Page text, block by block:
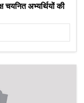
चयनित अभ्यर्थियों की